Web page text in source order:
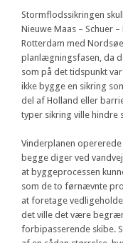
Stormflodssikringen
Nieuwe Maas – Schuer
Rotterdam med
planlægningsfasen, da
som på det tidspunkt
ikke bygge en sikring
del af Holland eller
typer sikring ville hindre
Vinderplanen
begge diger ved
at byggeprocessen
som de to førnævnte
at foretage
det ville det være
forbipasserende skibe.